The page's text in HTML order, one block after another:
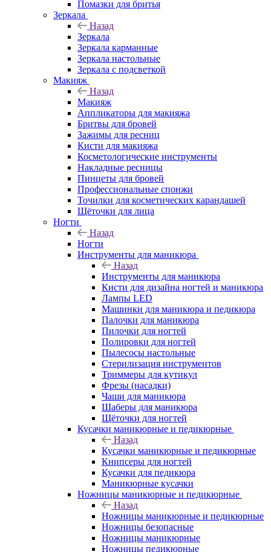
Помазки для бритья
Зеркала
Назад
Зеркала
Зеркала карманные
Зеркала настольные
Зеркала с подсветкой
Макияж
Назад
Макияж
Аппликаторы для макияжа
Бритвы для бровей
Зажимы для ресниц
Кисти для макияжа
Косметологические инструменты
Накладные ресницы
Пинцеты для бровей
Профессиональные спонжи
Точилки для косметических карандашей
Щёточки для лица
Ногти
Назад
Ногти
Инструменты для маникюра
Назад
Инструменты для маникюра
Кисти для дизайна ногтей и маникюра
Лампы LED
Машинки для маникюра и педикюра
Палочки для маникюра
Пилочки для ногтей
Полировки для ногтей
Пылесосы настольные
Стерилизация инструментов
Триммеры для кутикул
Фрезы (насадки)
Чаши для маникюра
Шаберы для маникюра
Щёточки для ногтей
Кусачки маникюрные и педикюрные
Назад
Кусачки маникюрные и педикюрные
Книпсеры для ногтей
Кусачки для педикюра
Маникюрные кусачки
Ножницы маникюрные и педикюрные
Назад
Ножницы маникюрные и педикюрные
Ножницы безопасные
Ножницы маникюрные
Ножницы педикюрные